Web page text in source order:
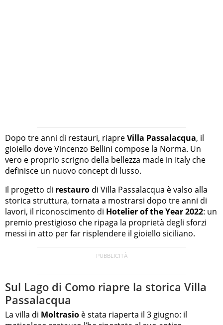
Dopo tre anni di restauri, riapreVilla Passalacqua, il
gioiello dove Vincenzo Bellini compose la Norma. Un
vero e proprio scrigno della bellezza made in Italy che
definisce un nuovo concept di lusso.
Il progetto di restauro di Villa Passalacqua è valso alla
storica struttura, tornata a mostrarsi dopo tre anni di
lavori, il riconoscimento di Hotelier of the Year 2022: un
premio prestigioso che ripaga la proprietà degli sforzi
messi in atto per far risplendere il gioiello siciliano.
Sul Lago di Como riapre la storica Villa
Passalacqua
La villa di Moltrasio è stata riaperta il 3 giugno: il